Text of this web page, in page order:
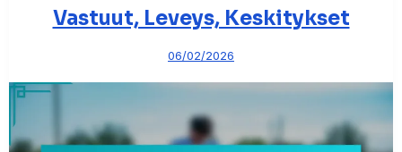
Vastuut, Leveys, Keskitykset
06/02/2026